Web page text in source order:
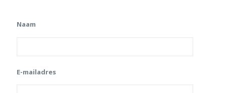
Naam
E-mailadres